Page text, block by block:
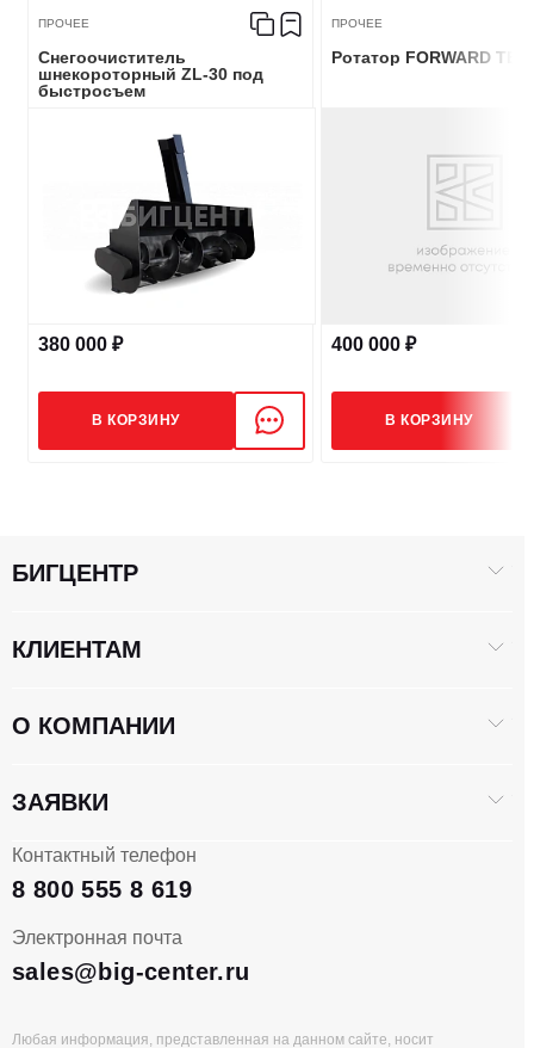
ПРОЧЕЕ
Снегоочиститель
шнекороторный ZL-30 под
быстросъем
380 000 ₽
В КОРЗИНУ
ПРОЧЕЕ
Ротатор FORWARD
400 000 ₽
В КОРЗИНУ
Контактный телефон
8 800 555 8 619
Электронная почта
sales@big-center.ru
БИГЦЕНТР
КЛИЕНТАМ
О КОМПАНИИ
ЗАЯВКИ
Любая информация, представленная на данном сайте, носит